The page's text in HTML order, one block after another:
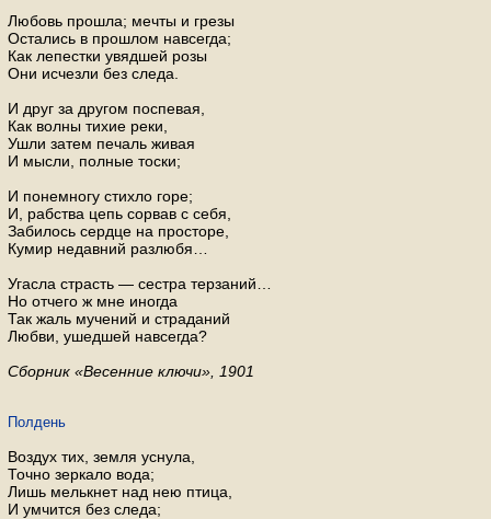
Лю­бовь про­шла; мечты и грезы
Оста­лись в про­шлом на­все­гда;
Как ле­пест­ки увяд­шей розы
Они ис­чез­ли без следа.
И друг за дру­гом по­спе­вая,
Как волны тихие реки,
Ушли затем пе­чаль живая
И мысли, пол­ные тоски;
И по­не­мно­гу стих­ло горе;
И, раб­ства цепь со­рвав с себя,
За­би­лось серд­це на про­сто­ре,
Кумир недав­ний раз­лю­бя…
Угас­ла страсть — сест­ра тер­за­ний…
Но от­че­го ж мне ино­гда
Так жаль му­че­ний и стра­да­ний
Любви, ушед­шей на­все­гда?
Сбор­ник «Ве­сен­ние ключи», 1901
Полдень
Воздух тих, земля уснула,
Точно зеркало вода;
Лишь мелькнет над нею птица,
И умчится без следа;